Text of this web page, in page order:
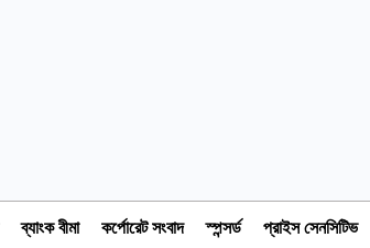
ব্যাংক বীমা কর্পোরেট সংবাদ স্পন্সর্ড প্রাইস সেনসিটিভ